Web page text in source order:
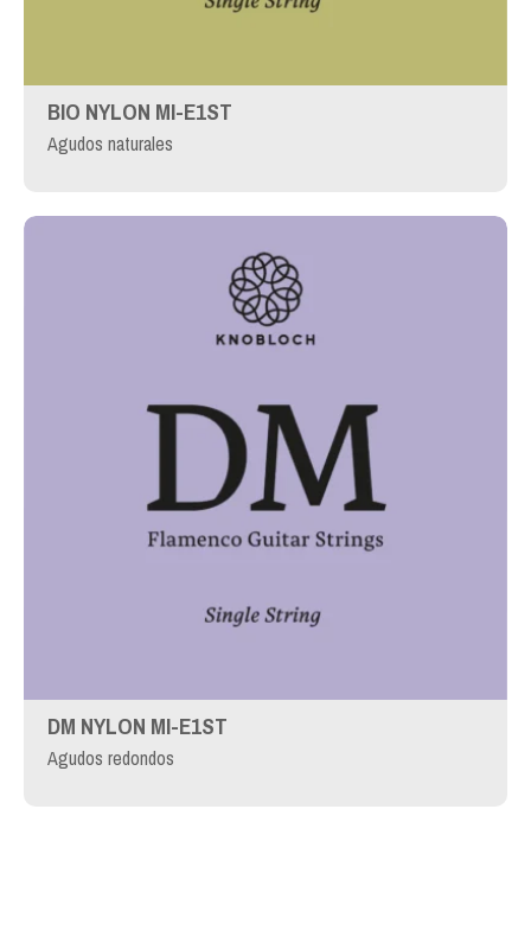
BIO NYLON MI-E1ST
Agudos naturales
DM NYLON MI-E1ST
Agudos redondos